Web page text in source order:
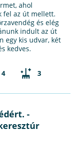
ahol
fel az út mellett.
és elég
indult az út
egy kis udvar, két
kedves.
4 3
-